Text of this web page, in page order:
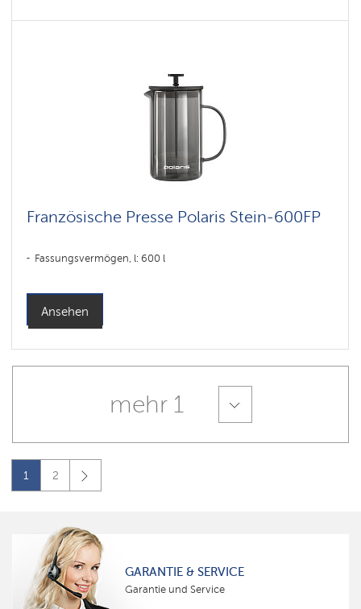
Französische Presse Polaris Stein-600FP
Fassungsvermögen, l: 600 l
Ansehen
mehr 1
1 2
GARANTIE & SERVICE
Garantie und Service